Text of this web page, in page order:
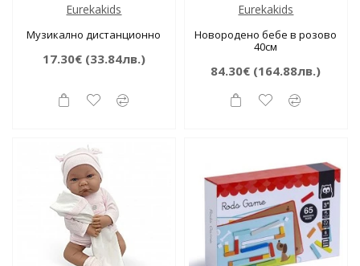
Eurekakids
Музикално дистанционно
17.30€(33.84лв.)
Eurekakids
Новородено бебе в розово
40см
84.30€ (164.88лв.)